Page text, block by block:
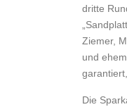
dritte
Ziemer,
und
Die